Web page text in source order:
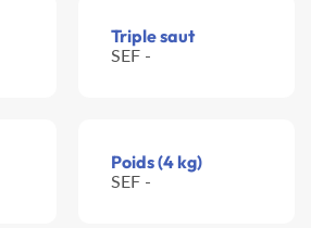
Triple saut
SEF -
Poids (4 kg)
SEF -